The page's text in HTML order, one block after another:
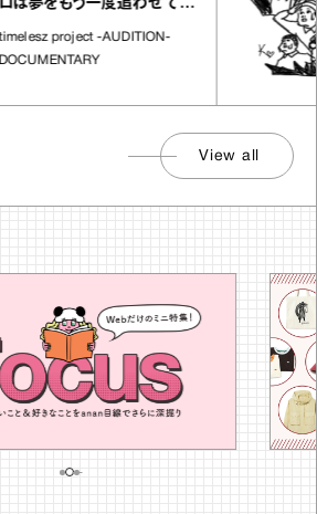
夢をもう一度追わせてく
所」
project -AUDITION-
View all